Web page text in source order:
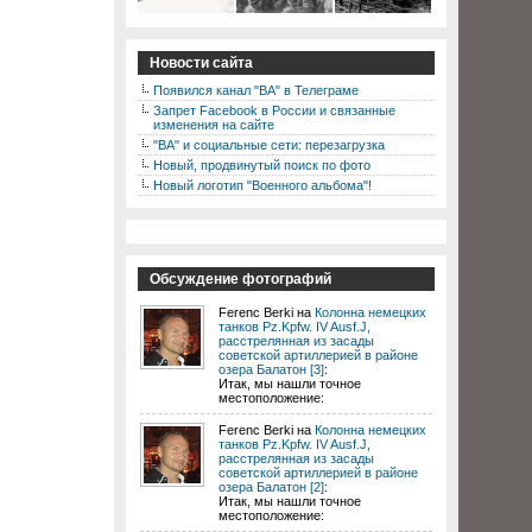
Новости сайта
Появился канал "ВА" в Телеграме
Запрет Facebook в России и связанные
изменения на сайте
"ВА" и социальные сети: перезагрузка
Новый, продвинутый поиск по фото
Новый логотип "Военного альбома"!
Обсуждение фотографий
Ferenc Berki на Колонна немецких
танков Pz.Kpfw. IV Ausf.J,
расстрелянная из засады
советской артиллерией в районе
озера Балатон [3]:
Итак, мы нашли точное
местоположение:
Ferenc Berki на Колонна немецких
танков Pz.Kpfw. IV Ausf.J,
расстрелянная из засады
советской артиллерией в районе
озера Балатон [2]:
Итак, мы нашли точное
местоположение: